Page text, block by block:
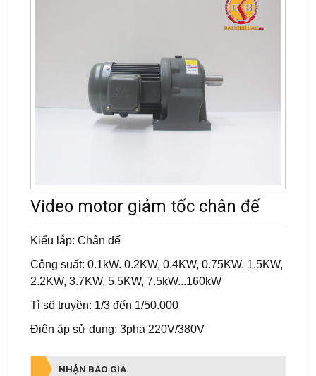
Video motor giảm tốc chân đế
Kiểu lắp: Chân đế
Công suất: 0.1kW. 0.2KW, 0.4KW, 0.75KW. 1.5KW,
2.2KW, 3.7KW, 5.5KW, 7.5kW...160kW
Tỉ số truyền: 1/3 đến 1/50.000
Điện áp sử dụng: 3pha 220V/380V
NHẬN BÁO GIÁ